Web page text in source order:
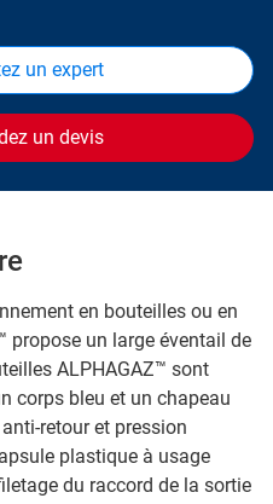
un expert
un devis
en bouteilles ou en
propose un large éventail de
ALPHAGAZ™ sont
corps bleu et un chapeau
retour et pression
plastique à usage
du raccord de la sortie